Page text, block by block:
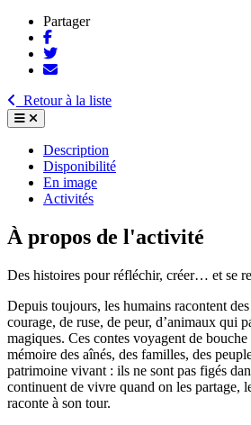
Partager
Retour à la liste
Description
Disponibilité
En image
Activités
À propos de l'activité
Des histoires pour réfléchir, créer… et se
Depuis toujours, les humains racontent
courage, de ruse, de peur, d’animaux qui
magiques. Ces contes voyagent de
mémoire des aînés, des familles, des
patrimoine vivant : ils ne sont pas figés
continuent de vivre quand on les partage,
raconte à son tour.